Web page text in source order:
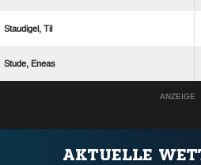
 
 
ANZEIGE
AKTUELLE